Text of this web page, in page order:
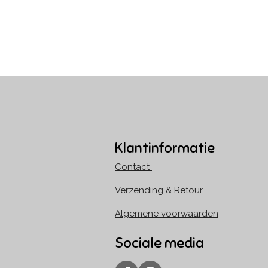
Klantinformatie
Contact
Verzending & Retour
Algemene voorwaarden
Sociale media